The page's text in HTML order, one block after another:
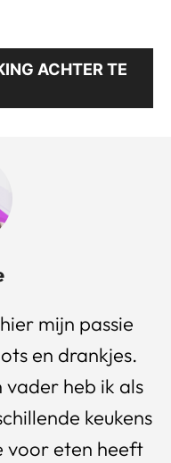
ACHTER TE
mijn passie
en drankjes.
heb ik als
keukens
voor eten heeft